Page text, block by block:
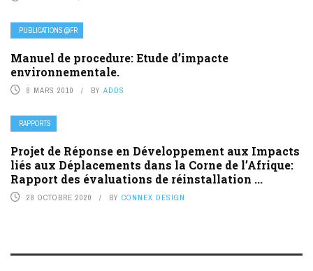
PUBLICATIONS @FR
Manuel de procedure: Etude d’impacte
environnementale.
8 MARS 2010 BY ADDS
RAPPORTS
Projet de Réponse en Développement aux Impacts
liés aux Déplacements dans la Corne de l’Afrique:
Rapport des évaluations de réinstallation ...
28 OCTOBRE 2020 BY CONNEX DESIGN